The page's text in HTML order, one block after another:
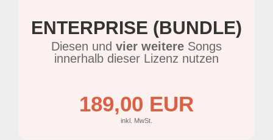
ENTERPRISE (BUNDLE)
Diesen und vier weitere Songs
innerhalb dieser Lizenz nutzen
189,00 EUR
inkl. MwSt.